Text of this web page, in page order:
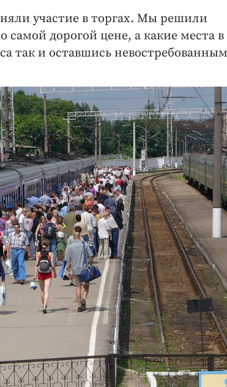
участие в торгах. Мы решили
дорогой цене, а какие места в
так и оставшись